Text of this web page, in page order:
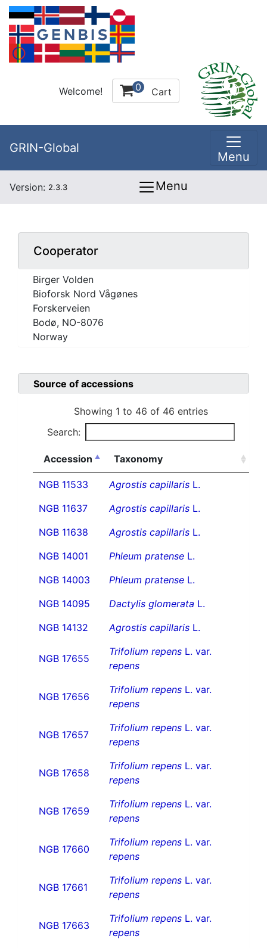
Welcome! 0 Cart
GRIN-Global
Menu
Version: 2.3.3 Menu
Cooperator
Birger Volden
Bioforsk Nord Vågønes
Forskerveien
Bodø, NO-8076
Norway
Source of accessions
Showing 1 to 46 of 46 entries
Search:
Accession Taxonomy
NGB 11533 Agrostis capillaris L.
NGB 11637
Agrostis capillaris L.
NGB 11638
Agrostis capillaris L.
NGB 14001
Phleum pratense L.
NGB 14003
Phleum pratense L.
NGB 14095
Dactylis glomerata L.
NGB 14132
Agrostis capillaris L.
NGB 17655
Trifolium repens L. var.
repens
NGB 17656
Trifolium repens L. var.
repens
NGB 17657
Trifolium repens L. var.
repens
NGB 17658
Trifolium repens L. var.
repens
NGB 17659
Trifolium repens L. var.
repens
NGB 17660
Trifolium repens L. var.
repens
NGB 17661
Trifolium repens L. var.
repens
NGB 17663
Trifolium repens L. var.
repens